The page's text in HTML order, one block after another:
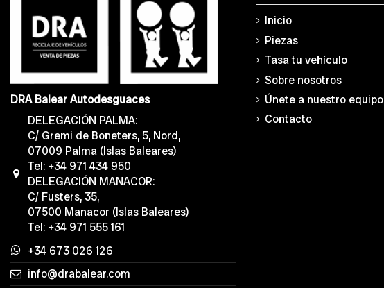
DRA Balear Autodesguaces
DELEGACIÓN PALMA:
C/ Gremi de Boneters, 5, Nord,
07009 Palma (Islas Baleares)
Tel: +34 971 434 950
DELEGACIÓN MANACOR:
C/ Fusters, 35,
07500 Manacor (Islas Baleares)
Tel: +34 971 555 161
+34 673 026 126
info@drabalear.com
Inicio
Piezas
Tasa tu vehículo
Sobre nosotros
Únete a nuestro equipo
Contacto